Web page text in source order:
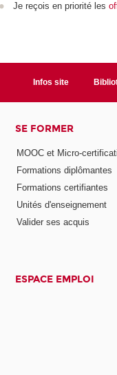
Je reçois en priorité les
Infos site
SE FORMER
MOOC et Micro-
Formations diplômantes
Formations certifiantes
Unités d'enseignement
Valider ses acquis
ESPACE EMPLOI